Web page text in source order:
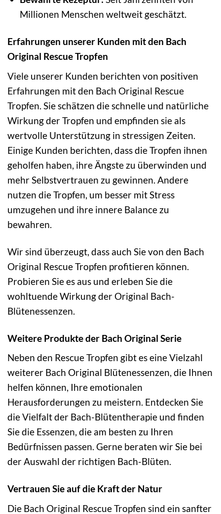
Millionen Menschen weltweit geschätzt.
Erfahrungen unserer Kunden mit den Bach
Original Rescue Tropfen
Viele unserer Kunden berichten von positiven
Erfahrungen mit den Bach Original Rescue
Tropfen. Sie schätzen die schnelle und natürliche
Wirkung der Tropfen und empfinden sie als
wertvolle Unterstützung in stressigen Zeiten.
Einige Kunden berichten, dass die Tropfen ihnen
geholfen haben, ihre Ängste zu überwinden und
mehr Selbstvertrauen zu gewinnen. Andere
nutzen die Tropfen, um besser mit Stress
umzugehen und ihre innere Balance zu
bewahren.
Wir sind überzeugt, dass auch Sie von den Bach
Original Rescue Tropfen profitieren können.
Probieren Sie es aus und erleben Sie die
wohltuende Wirkung der Original Bach-
Blütenessenzen.
Weitere Produkte der Bach Original Serie
Neben den Rescue Tropfen gibt es eine Vielzahl
weiterer Bach Original Blütenessenzen, die Ihnen
helfen können, Ihre emotionalen
Herausforderungen zu meistern. Entdecken Sie
die Vielfalt der Bach-Blütentherapie und finden
Sie die Essenzen, die am besten zu Ihren
Bedürfnissen passen. Gerne beraten wir Sie bei
der Auswahl der richtigen Bach-Blüten.
Vertrauen Sie auf die Kraft der Natur
Die Bach Original Rescue Tropfen sind ein sanfter